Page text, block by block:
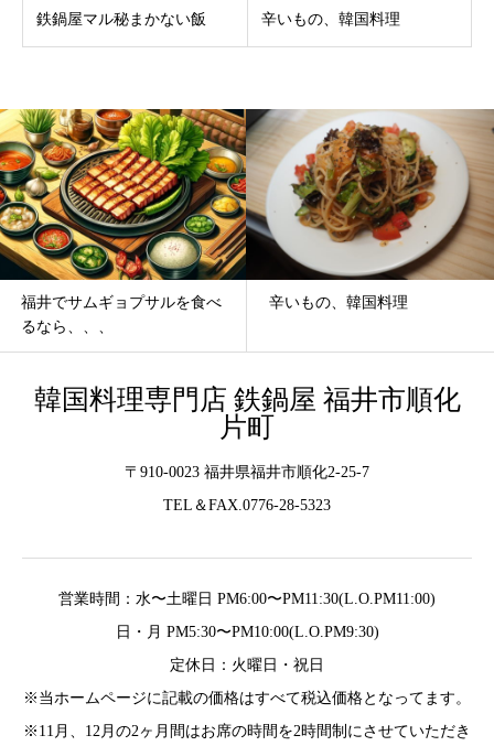
鉄鍋屋マル秘まかない飯 辛いもの、韓国料理
福井でサムギョプサルを食べ
るなら、、、
辛いもの、韓国料理
韓国料理専門店 鉄鍋屋 福井市順化
片町
〒910-0023 福井県福井市順化2-25-7
TEL＆FAX.0776-28-5323
営業時間：水〜土曜日 PM6:00〜PM11:30(L.O.PM11:00)
日・月 PM5:30〜PM10:00(L.O.PM9:30)
定休日：火曜日・祝日
※当ホームページに記載の価格はすべて税込価格となってます。
※11月、12月の2ヶ月間はお席の時間を2時間制にさせていただき